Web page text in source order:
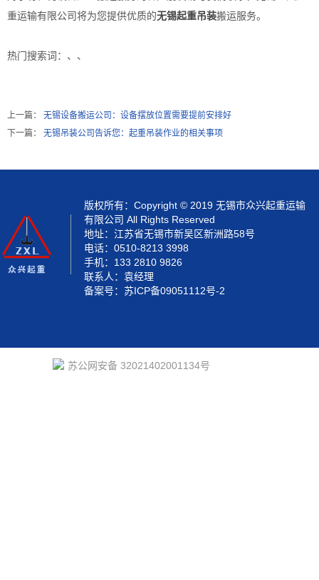
重运输有限公司将为您提供优质的无锡起重吊装搬运服务。
热门搜索词： 、、
上一篇：
无锡设备搬运公司：设备摆放位置需要提前安排好
下一篇：
无锡吊装公司告诉您：起重吊装作业的相关事项
版权所有：Copyright © 2019 无锡市众兴起重运输
有限公司 All Rights Reserved
地址：江苏省无锡市新吴区新洲路58号
电话：0510-8213 3998
手机：133 2810 9826
联系人：袁经理
备案号： 苏ICP备09051112号-2
苏公网安备 32021402001134号